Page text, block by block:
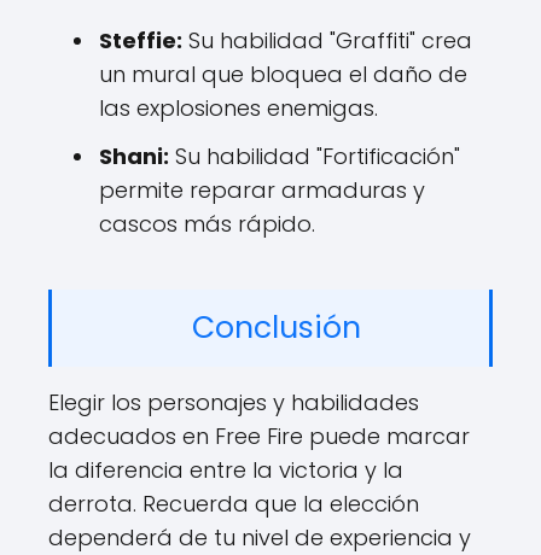
Steffie: Su habilidad "Graffiti" crea
un mural que bloquea el daño de
las explosiones enemigas.
Shani: Su habilidad "Fortificación"
permite reparar armaduras y
cascos más rápido.
Conclusión
Elegir los personajes y habilidades
adecuados en Free Fire puede marcar
la diferencia entre la victoria y la
derrota. Recuerda que la elección
dependerá de tu nivel de experiencia y